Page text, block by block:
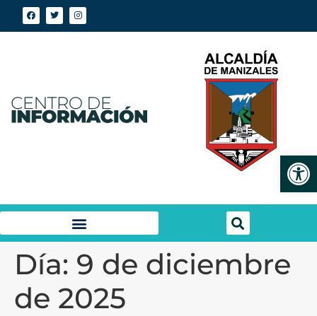
Día: 9 de diciembre
de 2025